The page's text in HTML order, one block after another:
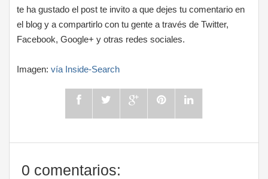
te ha gustado el post te invito a que dejes tu comentario en
el blog y a compartirlo con tu gente a través de Twitter,
Facebook, Google+ y otras redes sociales.
Imagen:vía Inside-Search
0 comentarios: